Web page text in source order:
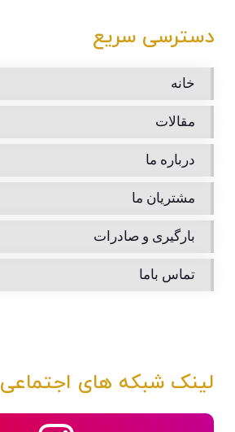
دسترسی سریع
خانه
مقالات
درباره ما
مشتریان ما
بارگیری و صادرات
تماس باما
لینک شبکه های اجتماعی